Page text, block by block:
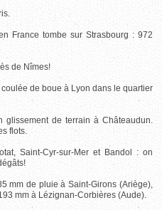
France tombe sur Strasbourg : 972
de Nîmes!
de boue à Lyon dans le quartier
de terrain à Châteaudun.
flots.
Saint-Cyr-sur-Mer et Bandol : on
mm de pluie à Saint-Girons (Ariège),
mm à Lézignan-Corbières (Aude).